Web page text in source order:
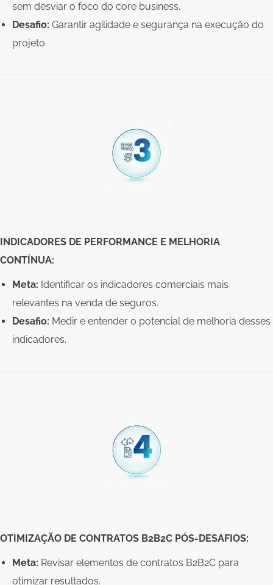
sem desviar o foco do core business.
Desafio: Garantir agilidade e segurança na execução do
projeto.
INDICADORES DE PERFORMANCE E MELHORIA
CONTÍNUA:
Meta: Identificar os indicadores comerciais mais
relevantes na venda de seguros.
Desafio: Medir e entender o potencial de melhoria desses
indicadores.
OTIMIZAÇÃO DE CONTRATOS B2B2C PÓS-DESAFIOS:
Meta: Revisar elementos de contratos B2B2C para
otimizar resultados.